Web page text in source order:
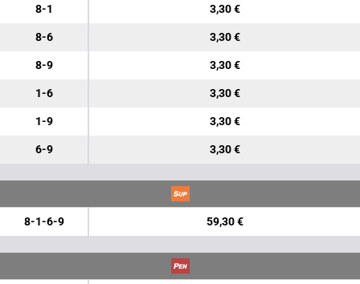
8-1 3,30 €
8-6 3,30 €
8-9 3,30 €
1-6 3,30 €
1-9 3,30 €
6-9 3,30 €
8-1-6-9 59,30 €